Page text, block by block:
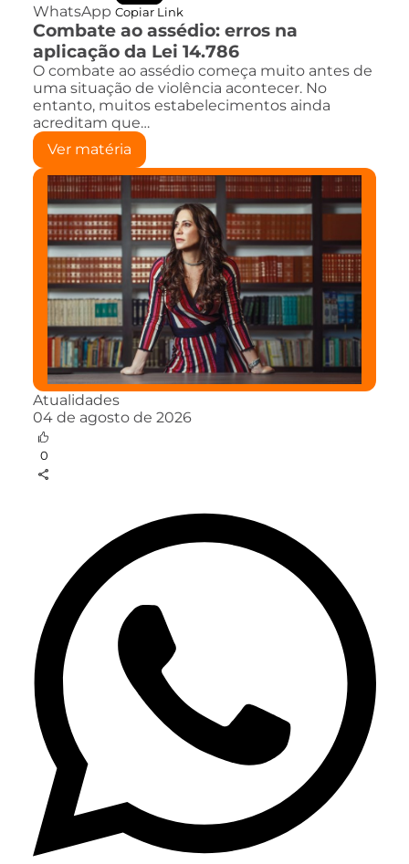
WhatsApp Copiar Link
Combate ao assédio: erros na
aplicação da Lei 14.786
O combate ao assédio começa muito antes de
uma situação de violência acontecer. No
entanto, muitos estabelecimentos ainda
acreditam que…
Ver matéria
Atualidades
04 de agosto de 2026
0